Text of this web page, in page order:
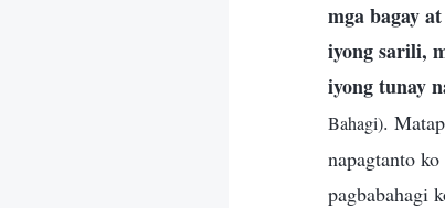
mga bagay
iyong sarili,
iyong tunay
Bahagi).
napagtanto
pagbabahagi